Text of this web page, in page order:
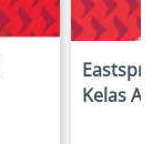
Kelas A